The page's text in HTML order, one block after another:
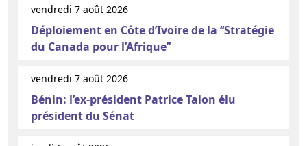
vendredi 7 août 2026
Déploiement en Côte d’Ivoire de la ‘‘Stratégie
du Canada pour l’Afrique’’
vendredi 7 août 2026
Bénin: l’ex-président Patrice Talon élu
président du Sénat